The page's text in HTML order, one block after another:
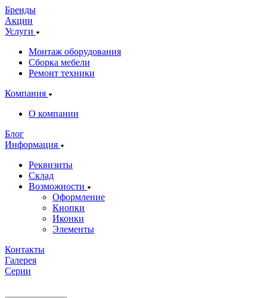
Бренды
Акции
Услуги
Монтаж оборудования
Сборка мебели
Ремонт техники
Компания
О компании
Блог
Информация
Реквизиты
Склад
Возможности
Оформление
Кнопки
Иконки
Элементы
Контакты
Галерея
Cерии